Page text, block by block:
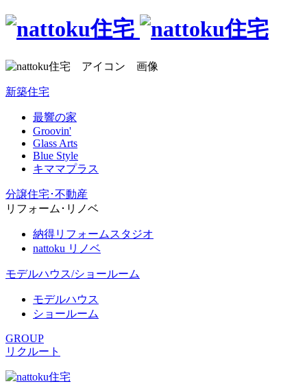
新築住宅
最響の家
Groovin'
Glass Arts
Blue Style
キママプラス
分譲住宅･不動産
リフォーム･リノベ
納得リフォームスタジオ
nattoku リノベ
モデルハウス/ショールーム
モデルハウス
ショールーム
GROUP
リクルート